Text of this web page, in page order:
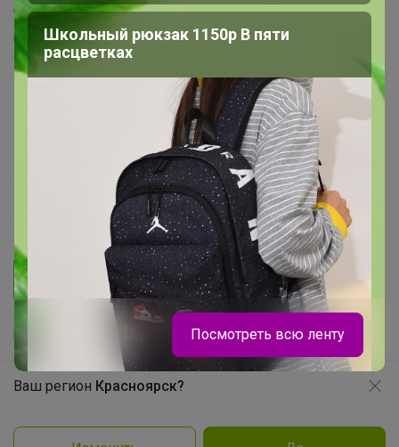
Ваш регион Красноярск?
Самое желанное
Самое быстрое
Начать зарабатывать с 24-ok
Picabox.ru - Лучшее место для ваших изображений
Розыгрыш - Генератор случайных чисел
Пульс нашего маркетплейса
Укорачиватель ссылок
Политика конфиденциальности
Школьный рюкзак 1150р В пяти
расцветках
Посмотреть всю ленту
Продолжая использовать этот сайт и нажимая кнопку